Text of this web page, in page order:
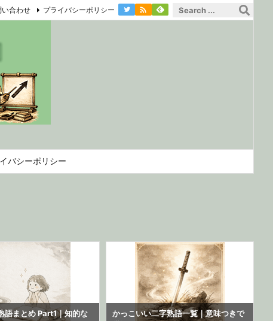
バシーポリシー
い合わせ プライバシーポリシー 
語まとめ Part1｜知的な
かっこいい二字熟語一覧｜意味つきで